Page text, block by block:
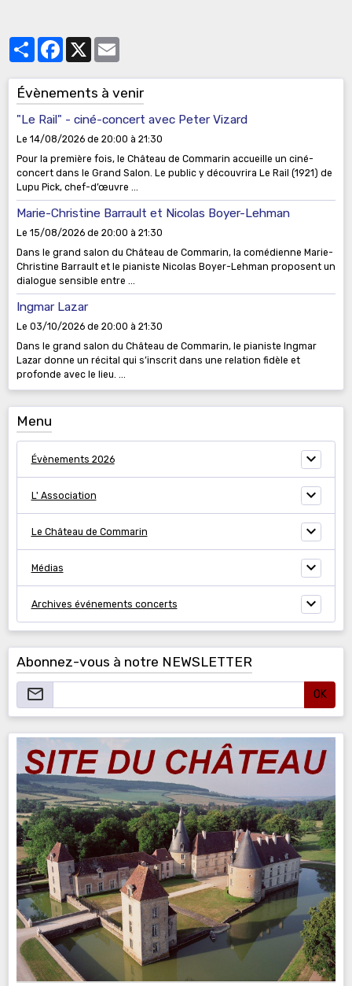
PartagerFacebook
Évènements à venir
"Le Rail" - ciné-concert avec Peter Vizard
Le 14/08/2026 de 20:00 à 21:30
Pour la première fois, le Château de Commarin accueille un ciné-
concert dans le Grand Salon. Le public y découvrira Le Rail (1921) de
Lupu Pick, chef-d’œuvre ...
Marie-Christine Barrault et Nicolas Boyer-Lehman
Le 15/08/2026 de 20:00 à 21:30
Dans le grand salon du Château de Commarin, la comédienne Marie-
Christine Barrault et le pianiste Nicolas Boyer-Lehman proposent un
dialogue sensible entre ...
Ingmar Lazar
Le 03/10/2026 de 20:00 à 21:30
Dans le grand salon du Château de Commarin, le pianiste Ingmar
Lazar donne un récital qui s’inscrit dans une relation fidèle et
profonde avec le lieu. ...
Menu
Évènements 2026
L' Association
Le Château de Commarin
Médias
Archives événements concerts
Abonnez-vous à notre NEWSLETTER
OK